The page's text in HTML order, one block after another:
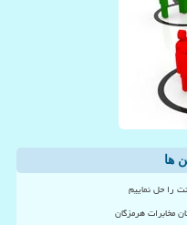
ها
را حل نماییم
مخابرات هرمزگان